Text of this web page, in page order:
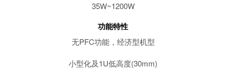
35W~1200W
功能特性
无PFC功能，经济型机型
小型化及1U低高度(30mm)